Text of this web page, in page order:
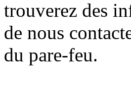
trouverez des
de nous
du pare-feu.